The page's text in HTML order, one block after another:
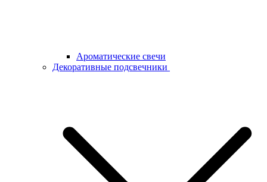
Ароматические свечи
Декоративные подсвечники